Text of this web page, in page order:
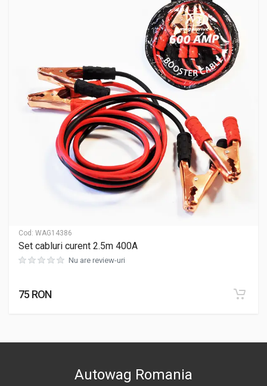
Cod: WAG14386
Set cabluri curent 2.5m 400A
Nu are review-uri
75 RON
Autowag Romania